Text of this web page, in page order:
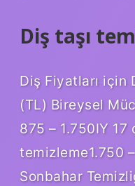
Diş taşı
Diş Fiyatları için
(TL) Bireysel
875 – 1.750IY
temizleme1.750
Sonbahar